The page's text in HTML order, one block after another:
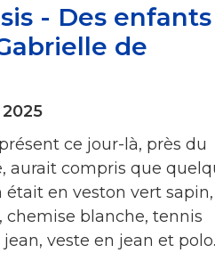
- Des enfants
de
ce jour-là, près du
aurait compris que
était en veston vert sapin,
chemise blanche, tennis
veste en jean et